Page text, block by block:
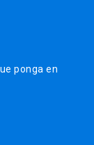
ponga en